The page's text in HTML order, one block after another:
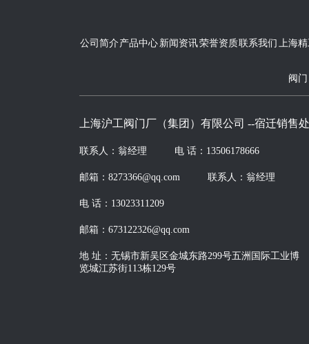
公司简介 产品中心 新闻资讯荣誉资质联系我们 上海
阀门
上海沪工阀门厂（集团）有限公司 --宿迁销售处
联系人：翁经理 电 话：13506178666
邮箱：8273366@qq.com 联系人：翁经理
电 话：13023311209
邮箱：673122326@qq.com
地 址：无锡市新吴区金城东路299号五洲国际工业博
览城江苏街113栋129号